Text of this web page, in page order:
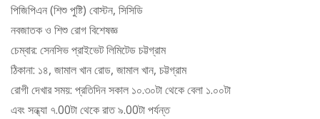
পিজিপিএন (শিশু পুষ্টি) বোস্টন, সিসিডি
নবজাতক ও শিশু রোগ বিশেষজ্ঞ
চেম্বার: সেনসিভ প্রাইভেট লিমিটেড চট্টগ্রাম
ঠিকানা: ১৪, জামাল খান রোড, জামাল খান, চট্টগ্রাম
রোগী দেখার সময়: প্রতিদিন সকাল ১০.৩০টা থেকে বেলা ১.০০টা
এবং সন্ধ্যা ৭.00টা থেকে রাত ৯.00টা পর্যন্ত